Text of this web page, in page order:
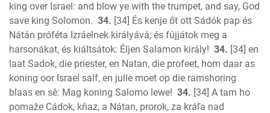
king over Israel: and blow ye with the trumpet, and say, God
save king Solomon. 34. [34] És kenje őt ott Sádók pap és
Nátán próféta Izráelnek királyává; és fújjátok meg a
harsonákat, és kiáltsátok: Éljen Salamon király! 34. [34] en
laat Sadok, die priester, en Natan, die profeet, hom daar as
koning oor Israel salf, en julle moet op die ramshoring
blaas en sê: Mag koning Salomo lewe! 34. [34] A tam ho
pomaže Cádok, kňaz, a Nátan, prorok, za kráľa nad